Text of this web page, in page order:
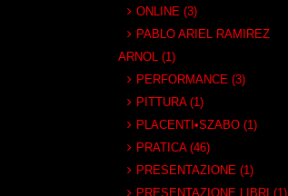
ONLINE (3)
PABLO ARIEL RAMIREZ
ARNOL (1)
PERFORMANCE (3)
PITTURA (1)
PLACENTI•SZABO (1)
PRATICA (46)
PRESENTAZIONE (1)
PRESENTAZIONE LIBRI (1)